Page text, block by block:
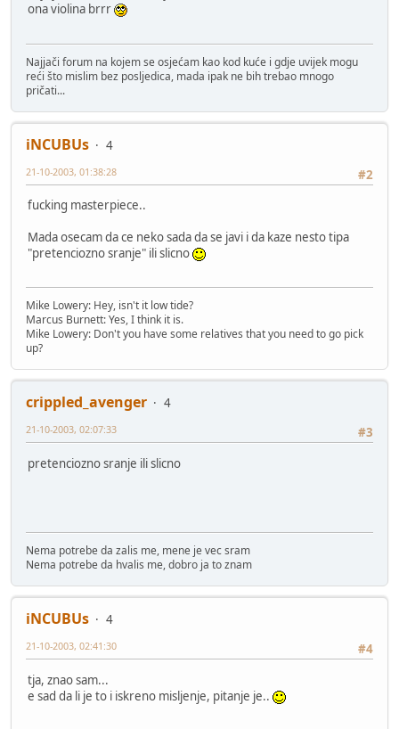
ona violina brrr
Najjači forum na kojem se osjećam kao kod kuće i gdje uvijek mogu
reći što mislim bez posljedica, mada ipak ne bih trebao mnogo
pričati...
iNCUBUs
4
#2
21-10-2003, 01:38:28
fucking masterpiece..
Mada osecam da ce neko sada da se javi i da kaze nesto tipa
"pretenciozno sranje" ili slicno
Mike Lowery: Hey, isn't it low tide?
Marcus Burnett: Yes, I think it is.
Mike Lowery: Don't you have some relatives that you need to go pick
up?
crippled_avenger
4
#3
21-10-2003, 02:07:33
pretenciozno sranje ili slicno
Nema potrebe da zalis me, mene je vec sram
Nema potrebe da hvalis me, dobro ja to znam
iNCUBUs
4
#4
21-10-2003, 02:41:30
tja, znao sam...
e sad da li je to i iskreno misljenje, pitanje je..